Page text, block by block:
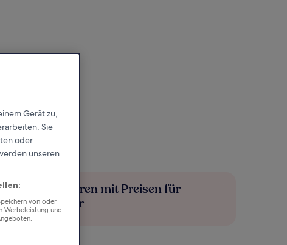
Mehr sparen mit Preisen für
Mitglieder
Gerät zu,
Sie
oder
unseren
von oder
Werbeleistung und